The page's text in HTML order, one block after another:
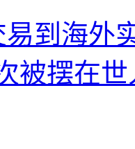
易到海外
被摆在